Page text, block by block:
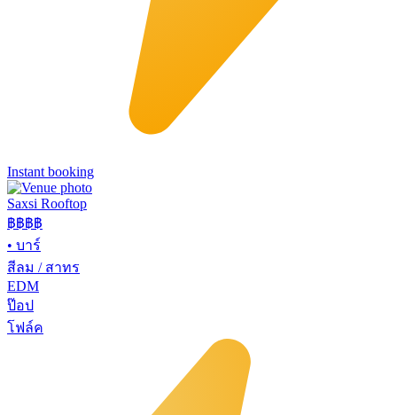
Instant booking
Saxsi Rooftop
฿฿฿฿
• บาร์
สีลม / สาทร
EDM
ป๊อป
โฟล์ค